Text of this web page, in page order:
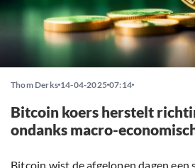
Thom Derks 14-04-2025 07:14
Bitcoin koers herstelt
ondanks macro-
Bitcoin wist de afgelopen dagen een